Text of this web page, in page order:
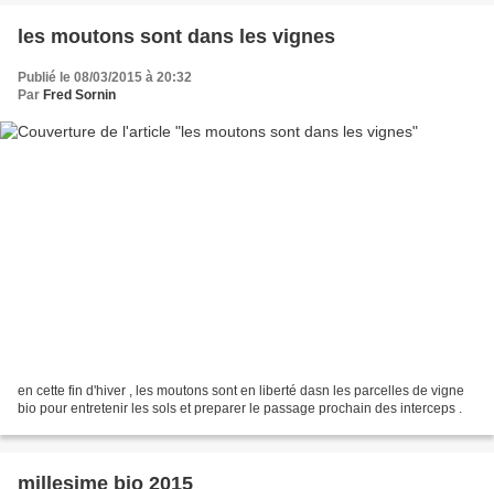
les moutons sont dans les vignes
Publié le 08/03/2015 à 20:32
Par Fred Sornin
en cette fin d'hiver , les moutons sont en liberté dasn les parcelles de vigne
bio pour entretenir les sols et preparer le passage prochain des interceps .
millesime bio 2015